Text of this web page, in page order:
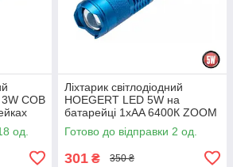
COB
од.
Ліхтарик світлодіодний
HOEGERT LED 5W на
батарейці 1xAA 6400К ZOOM
IP20
Готово до відправки 2 од.
301 ₴ 350 ₴